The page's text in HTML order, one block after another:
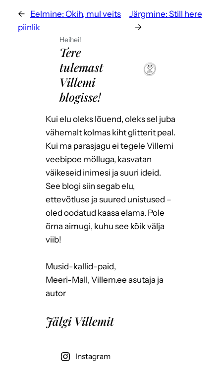
← Eelmine: Okih, mul veits
piinlik
Järgmine: Still here
→
Heihei!
Tere
tulemast
Villemi
blogisse!
Kui elu oleks lõuend, oleks sel juba
vähemalt kolmas kiht glitterit peal.
Kui ma parasjagu ei tegele Villemi
veebipoe mölluga, kasvatan
väikeseid inimesi ja suuri ideid.
See blogi siin segab elu,
ettevõtluse ja suured unistused –
oled oodatud kaasa elama. Pole
õrna aimugi, kuhu see kõik välja
viib!
Musid-kallid-paid,
Meeri-Mall, Villem.ee asutaja ja
autor
Jälgi Villemit
Instagram